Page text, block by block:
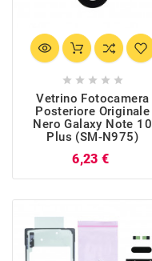
    
Vetrino Fotocamera
Posteriore Originale
Nero Galaxy Note 10
Plus (SM-N975)
6,23 €